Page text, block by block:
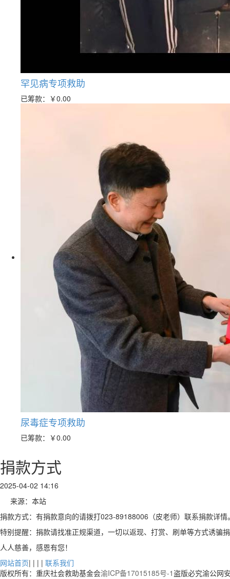
罕见病专项救助
已筹款： ￥0.00
尿毒症专项救助
已筹款： ￥0.00
捐款方式
2025-04-02 14:16
来源：本站
捐款方式：有捐款意向的请拨打023-89188006（皮老师）联系捐款详情
特别提醒： 捐款请找准正规渠道， 一切以返现、打赏、刷单等方式诱骗
人人慈善，感恩有您！
网站首页| | | | 联系我们
版权所有：重庆社会救助基金会渝ICP备17015185号-1盗版必究渝公网